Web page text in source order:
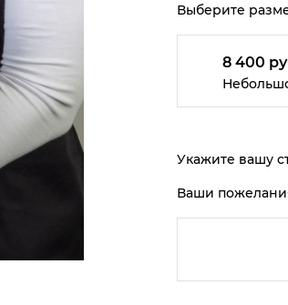
Выберите
8 400
Укажите вашу
Ваши